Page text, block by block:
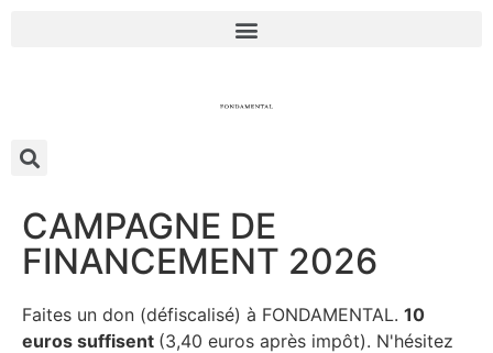
CAMPAGNE DE
FINANCEMENT 2026
Faites un don (défiscalisé) à FONDAMENTAL. 10
euros suffisent (3,40 euros après impôt). N'hésitez